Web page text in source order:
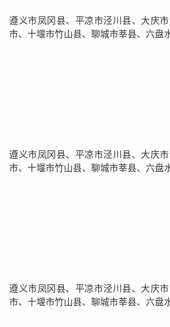
遵义市凤冈县、平凉市泾川县、大庆
市、十堰市竹山县、聊城市莘县、六盘
遵义市凤冈县、平凉市泾川县、大庆
市、十堰市竹山县、聊城市莘县、六盘
遵义市凤冈县、平凉市泾川县、大庆
市、十堰市竹山县、聊城市莘县、六盘